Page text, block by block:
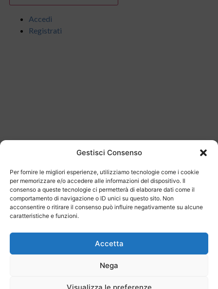
Gestisci Consenso
Per fornire le migliori esperienze, utilizziamo tecnologie come i cookie
per memorizzare e/o accedere alle informazioni del dispositivo. Il
consenso a queste tecnologie ci permetterà di elaborare dati come il
comportamento di navigazione o ID unici su questo sito. Non
acconsentire o ritirare il consenso può influire negativamente su alcune
caratteristiche e funzioni.
Accetta
Nega
Visualizza le preferenze
Accedi
Registrati